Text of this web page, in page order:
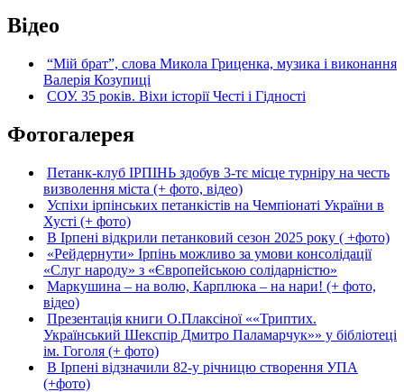
Відео
“Мій брат”, слова Микола Гриценка, музика і виконання
Валерія Козупиці
СОУ. 35 років. Віхи історії Честі і Гідності
Фотогалерея
Петанк-клуб ІРПІНЬ здобув 3-тє місце турніру на честь
визволення міста (+ фото, відео)
Успіхи ірпінських петанкістів на Чемпіонаті України в
Хусті (+ фото)
В Ірпені відкрили петанковий сезон 2025 року ( +фото)
«Рейдернути» Ірпінь можливо за умови консолідації
«Слуг народу» з «Європейською солідарністю»
Маркушина – на волю, Карплюка – на нари! (+ фото,
відео)
Презентація книги О.Плаксіної ««Триптих.
Український Шекспір Дмитро Паламарчук»» у бібліотеці
ім. Гоголя (+ фото)
В Ірпені відзначили 82-у річницю створення УПА
(+фото)